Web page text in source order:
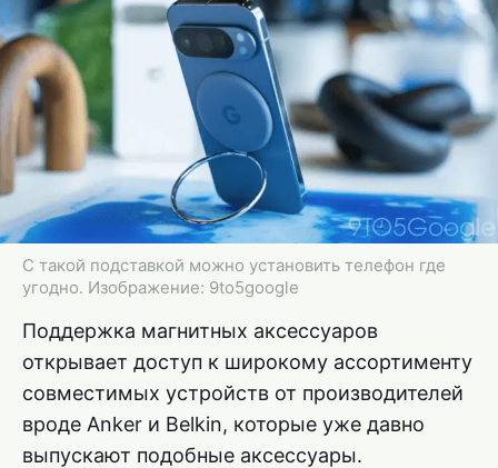
С такой подставкой можно установить телефон где
угодно. Изображение: 9to5google
Поддержка магнитных аксессуаров
открывает доступ к широкому ассортименту
совместимых устройств от производителей
вроде Anker и Belkin, которые уже давно
выпускают подобные аксессуары.